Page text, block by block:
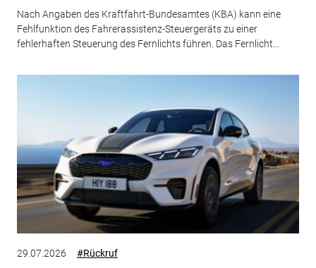
Nach Angaben des Kraftfahrt-Bundesamtes (KBA) kann eine
Fehlfunktion des Fahrerassistenz-Steuergeräts zu einer
fehlerhaften Steuerung des Fernlichts führen. Das Fernlicht...
29.07.2026 #Rückruf